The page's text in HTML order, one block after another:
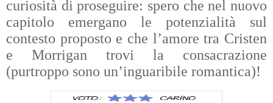
curiosità di proseguire: spero che nel nuovo
capitolo emergano le potenzialità sul
contesto proposto e che l’amore tra Cristen
e Morrigan trovi la consacrazione
(purtroppo sono un’inguaribile romantica)!